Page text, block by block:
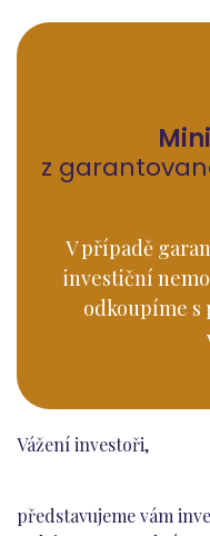
z
V případě
investiční
odkoupíme s
Vážení investoři,
představujeme vám